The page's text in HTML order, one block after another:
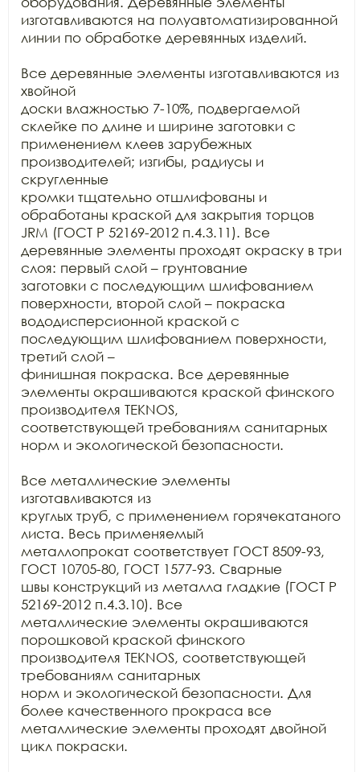
изготавливаются на полуавтоматизированной
линии по обработке деревянных изделий.
Все деревянные элементы изготавливаются из
хвойной
доски влажностью 7-10%, подвергаемой
склейке по длине и ширине заготовки с
применением клеев зарубежных
производителей; изгибы, радиусы и
скругленные
кромки тщательно отшлифованы и
обработаны краской для закрытия торцов
JRM (ГОСТ Р 52169-2012 п.4.3.11). Все
деревянные элементы проходят окраску в три
слоя: первый слой – грунтование
заготовки с последующим шлифованием
поверхности, второй слой – покраска
вододисперсионной краской с
последующим шлифованием поверхности,
третий слой –
финишная покраска. Все деревянные
элементы окрашиваются краской финского
производителя TEKNOS,
соответствующей требованиям санитарных
норм и экологической безопасности.
Все металлические элементы
изготавливаются из
круглых труб, с применением горячекатаного
листа. Весь применяемый
металлопрокат соответствует ГОСТ 8509-93,
ГОСТ 10705-80, ГОСТ 1577-93. Сварные
швы конструкций из металла гладкие (ГОСТ Р
52169-2012 п.4.3.10). Все
металлические элементы окрашиваются
порошковой краской финского
производителя TEKNOS, соответствующей
требованиям санитарных
норм и экологической безопасности. Для
более качественного прокраса все
металлические элементы проходят двойной
цикл покраски.